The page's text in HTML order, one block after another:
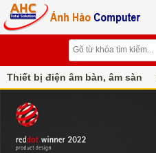
Thiết bị điện âm bàn, âm sàn